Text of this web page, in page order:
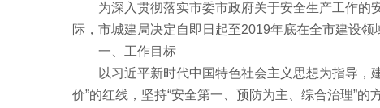
为深入贯彻落实市委市政府关于安全生产工作的
际，市城建局决定自即日起至2019年底在全市建设
一、工作目标
以习近平新时代中国特色社会主义思想为指导，建
价”的红线，坚持“安全第一、预防为主、综合治理”